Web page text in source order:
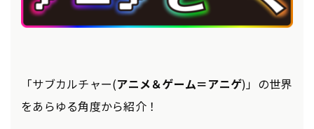
「サブカルチャー(アニメ＆ゲーム＝アニゲ)」の世界
をあらゆる角度から紹介！